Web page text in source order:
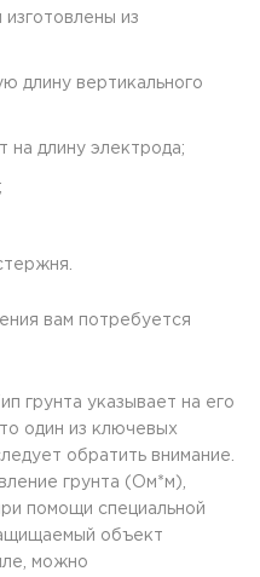
изготовлены из
длину вертикального
на длину электрода;
вам потребуется
грунта указывает на его
один из ключевых
обратить внимание.
грунта (Ом*м),
помощи специальной
объект
можно